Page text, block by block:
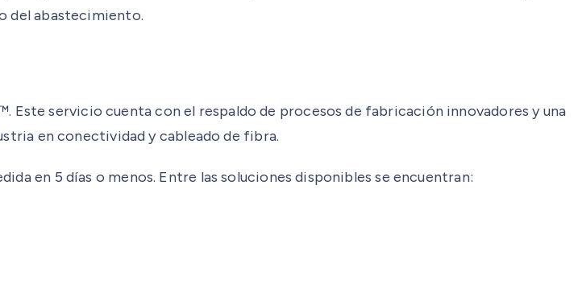
del abastecimiento.
servicio cuenta con el respaldo de procesos de fabricación innovadores y una
en conectividad y cableado de fibra.
en 5 días o menos. Entre las soluciones disponibles se encuentran: